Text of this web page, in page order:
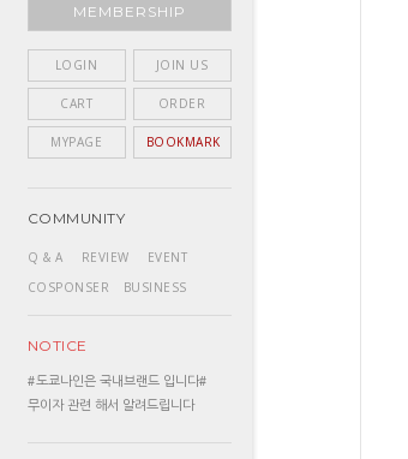
MEMBERSHIP
LOGIN JOIN US
CART ORDER
MYPAGE BOOKMARK
COMMUNITY
Q & A REVIEW
EVENT
COSPONSER
BUSINESS
NOTICE
#도쿄나인은 국내브랜드 입니다#
무이자 관련 해서 알려드립니다